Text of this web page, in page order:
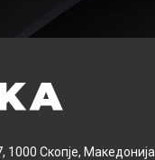
1000 Скопје, Македонија